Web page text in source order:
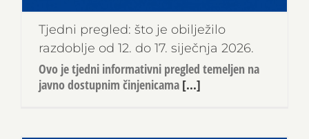
Tjedni pregled: što je obilježilo
razdoblje od 12. do 17. siječnja 2026.
Ovo je tjedni informativni pregled temeljen na
javno dostupnim činjenicama [...]